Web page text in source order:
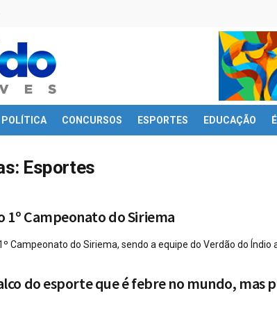
POLÍTICA CONCURSOS ESPORTES EDUCAÇÃO
Esportes
1º Campeonato do Siriema
Campeonato do Siriema, sendo a equipe do Verdão do Índio a
do esporte que é febre no mundo,